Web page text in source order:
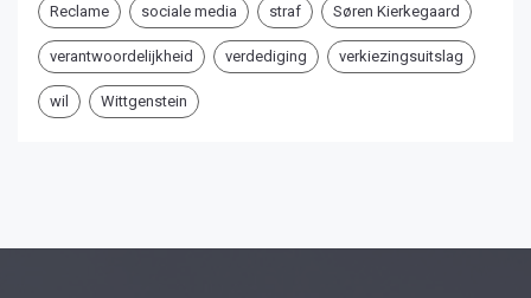
Reclame sociale media straf Søren Kierkegaard
verantwoordelijkheid verdediging verkiezingsuitslag
wil Wittgenstein